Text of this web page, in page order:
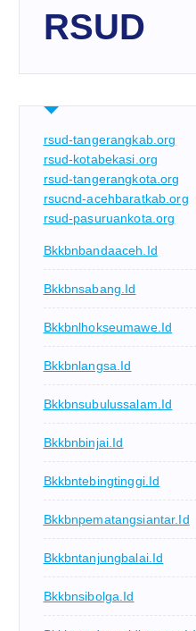
RSUD
rsud-tangerangkab.org
rsud-kotabekasi.org
rsud-tangerangkota.org
rsucnd-acehbaratkab.org
rsud-pasuruankota.org
Bkkbnbandaaceh.id
Bkkbnsabang.id
Bkkbnlhokseumawe.id
Bkkbnlangsa.id
Bkkbnsubulussalam.id
Bkkbnbinjai.id
Bkkbntebingtinggi.id
Bkkbnpematangsiantar.id
Bkkbntanjungbalai.id
Bkkbnsibolga.id